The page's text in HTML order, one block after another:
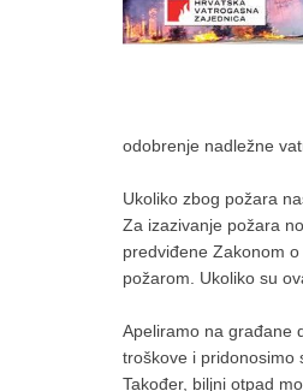
odobrenje nadležne
Ukoliko zbog požara
Za izazivanje požara
predviđene Zakonom
požarom. Ukoliko su
Apeliramo na građane
troškove i pridonosimo
Također, biljni otpad